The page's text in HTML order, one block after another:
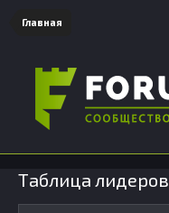
Главная
Таблица лидеров